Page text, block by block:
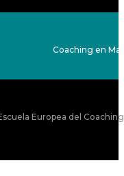
Coaching en
Europea del Coaching